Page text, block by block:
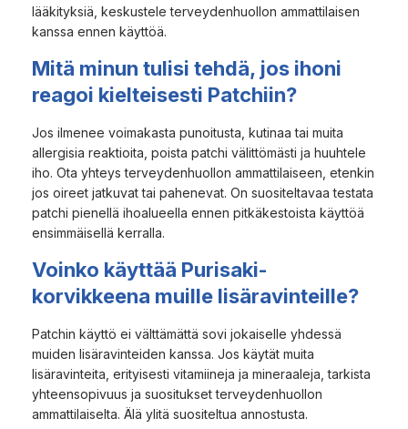
lääkityksiä, keskustele terveydenhuollon ammattilaisen
kanssa ennen käyttöä.
Mitä minun tulisi tehdä, jos ihoni
reagoi kielteisesti Patchiin?
Jos ilmenee voimakasta punoitusta, kutinaa tai muita
allergisia reaktioita, poista patchi välittömästi ja huuhtele
iho. Ota yhteys terveydenhuollon ammattilaiseen, etenkin
jos oireet jatkuvat tai pahenevat. On suositeltavaa testata
patchi pienellä ihoalueella ennen pitkäkestoista käyttöä
ensimmäisellä kerralla.
Voinko käyttää Purisaki-
korvikkeena muille lisäravinteille?
Patchin käyttö ei välttämättä sovi jokaiselle yhdessä
muiden lisäravinteiden kanssa. Jos käytät muita
lisäravinteita, erityisesti vitamiineja ja mineraaleja, tarkista
yhteensopivuus ja suositukset terveydenhuollon
ammattilaiselta. Älä ylitä suositeltua annostusta.